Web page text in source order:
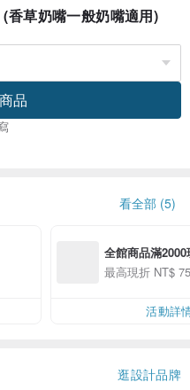
香草奶嘴一般奶嘴適用)
品
看全部 (5)
全館商品滿
現折150！以此
最高現折 NT$
活動詳
逛設計品牌